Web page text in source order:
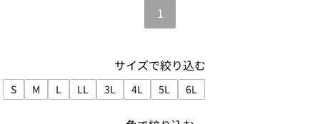
1
サイズで絞り込む
S
サイズで絞り込み: S
M
サイズで絞り込み: M
L
サイズで絞り込み: L
LL
サイズで絞り込み: LL
3L
サイズで絞り込み: 3L
4L
サイズで絞り込み: 4L
5L
サイズで絞り込み: 5L
6L
サイズで絞り込み: 6L